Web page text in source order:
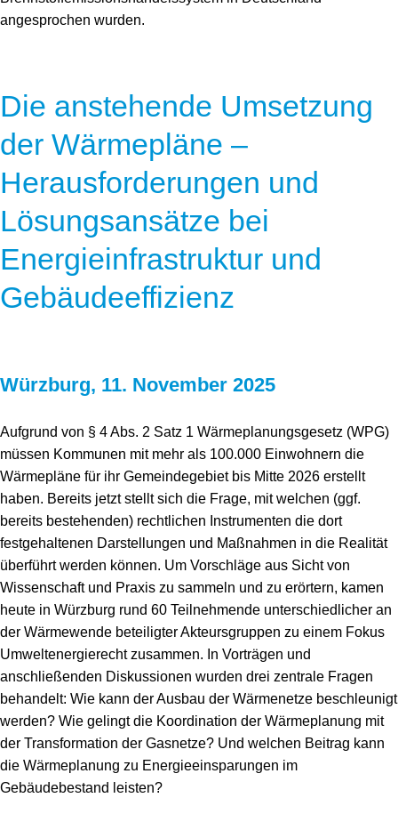
angesprochen wurden.
Die anstehende Umsetzung
der Wärmepläne –
Herausforderungen und
Lösungsansätze bei
Energieinfrastruktur und
Gebäudeeffizienz
Würzburg, 11. November 2025
Aufgrund von § 4 Abs. 2 Satz 1 Wärmeplanungsgesetz (WPG)
müssen Kommunen mit mehr als 100.000 Einwohnern die
Wärmepläne für ihr Gemeindegebiet bis Mitte 2026 erstellt
haben. Bereits jetzt stellt sich die Frage, mit welchen (ggf.
bereits bestehenden) rechtlichen Instrumenten die dort
festgehaltenen Darstellungen und Maßnahmen in die Realität
überführt werden können. Um Vorschläge aus Sicht von
Wissenschaft und Praxis zu sammeln und zu erörtern, kamen
heute in Würzburg rund 60 Teilnehmende unterschiedlicher an
der Wärmewende beteiligter Akteursgruppen zu einem Fokus
Umweltenergierecht zusammen. In Vorträgen und
anschließenden Diskussionen wurden drei zentrale Fragen
behandelt: Wie kann der Ausbau der Wärmenetze beschleunigt
werden? Wie gelingt die Koordination der Wärmeplanung mit
der Transformation der Gasnetze? Und welchen Beitrag kann
die Wärmeplanung zu Energieeinsparungen im
Gebäudebestand leisten?